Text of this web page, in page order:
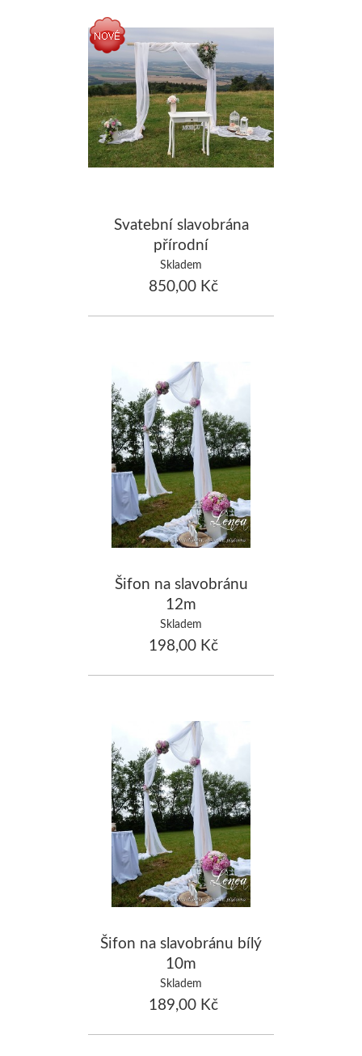
Svatební slavobrána
přírodní
Skladem
850,00 Kč
Šifon na slavobránu
12m
Skladem
198,00 Kč
Šifon na slavobránu bílý
10m
Skladem
189,00 Kč